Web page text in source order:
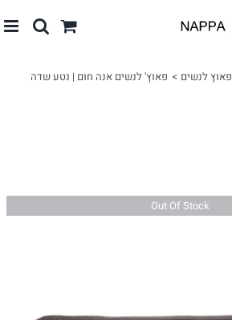
פאוץ לנשים פאוץ' לנשים אנה חום | נטע שדה
Out Of Stock